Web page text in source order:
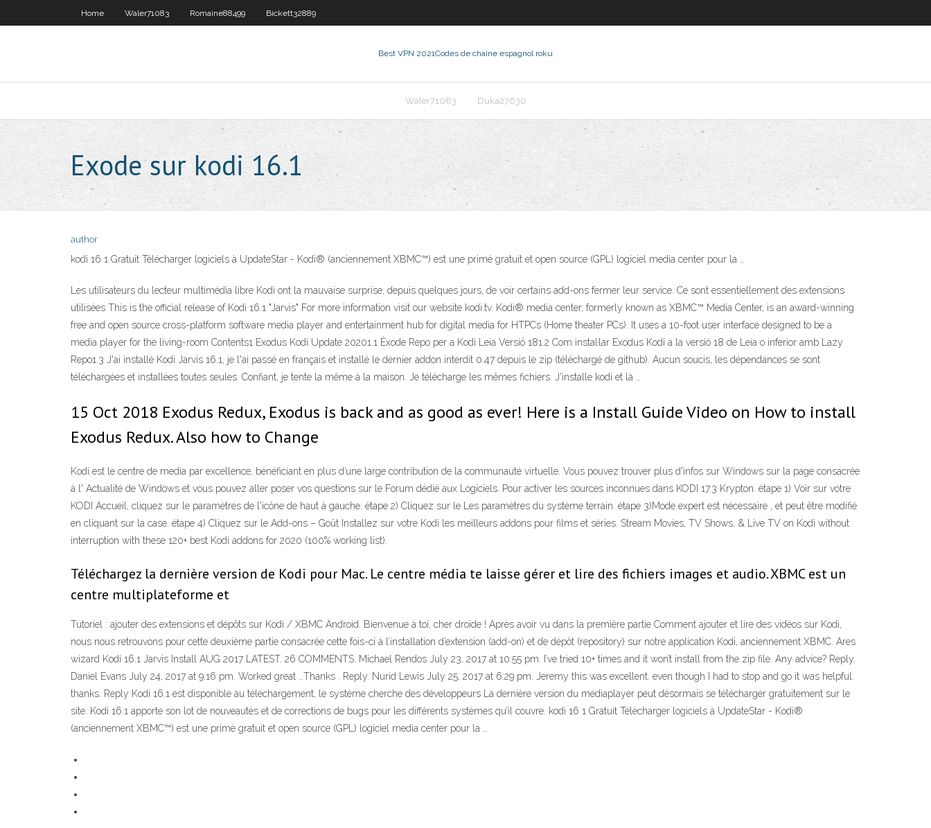
Home Waler71083 Romaine88499 Bickett32889
Best VPN 2021Codes de chaîne espagnol roku
Waler71083 Duka27630
Exode sur kodi 16.1
author
kodi 16 1 Gratuit Télécharger logiciels à UpdateStar - Kodi® (anciennement XBMC™) est une primé gratuit et open source (GPL) logiciel media center pour la …
Les utilisateurs du lecteur multimédia libre Kodi ont la mauvaise surprise, depuis quelques jours, de voir certains add-ons fermer leur service. Ce sont essentiellement des extensions
utilisées This is the official release of Kodi 16.1 "Jarvis" For more information visit our website kodi.tv. Kodi® media center, formerly known as XBMC™ Media Center, is an award-winning
free and open source cross-platform software media player and entertainment hub for digital media for HTPCs (Home theater PCs). It uses a 10-foot user interface designed to be a
media player for the living-room Contents1 Exodus Kodi Update 20201.1 Èxode Repo per a Kodi Leia Versió 181.2 Com instal·lar Exodus Kodi a la versió 18 de Leia o inferior amb Lazy
Repo1.3 J'ai installé Kodi Jarvis 16.1, je l'ai passé en français et installé le dernier addon interdit 0.47 depuis le zip (téléchargé de github). Aucun soucis, les dépendances se sont
téléchargées et installées toutes seules. Confiant, je tente la même à la maison. Je télécharge les mêmes fichiers. J'installe kodi et là …
15 Oct 2018 Exodus Redux, Exodus is back and as good as ever! Here is a Install Guide Video on How to install
Exodus Redux. Also how to Change
Kodi est le centre de media par excellence, bénéficiant en plus d’une large contribution de la communauté virtuelle. Vous pouvez trouver plus d'infos sur Windows sur la page consacrée
à l' Actualité de Windows et vous pouvez aller poser vos questions sur le Forum dédié aux Logiciels. Pour activer les sources inconnues dans KODI 17.3 Krypton. étape 1) Voir sur votre
KODI Accueil, cliquez sur le paramètres de l'icône de haut à gauche. étape 2) Cliquez sur le Les paramètres du système terrain. étape 3)Mode expert est nécessaire , et peut être modifié
en cliquant sur la case. étape 4) Cliquez sur le Add-ons – Goût Installez sur votre Kodi les meilleurs addons pour films et séries. Stream Movies, TV Shows, & Live TV on Kodi without
interruption with these 120+ best Kodi addons for 2020 (100% working list).
Téléchargez la dernière version de Kodi pour Mac. Le centre média te laisse gérer et lire des fichiers images et audio. XBMC est un
centre multiplateforme et
Tutoriel : ajouter des extensions et dépôts sur Kodi / XBMC Android. Bienvenue à toi, cher droïde ! Après avoir vu dans la première partie Comment ajouter et lire des vidéos sur Kodi,
nous nous retrouvons pour cette deuxième partie consacrée cette fois-ci à l’installation d’extension (add-on) et de dépôt (repository) sur notre application Kodi, anciennement XBMC. Ares
wizard Kodi 16.1 Jarvis Install AUG 2017 LATEST. 26 COMMENTS. Michael Rendos July 23, 2017 at 10:55 pm. I’ve tried 10+ times and it won’t install from the zip file. Any advice? Reply.
Daniel Evans July 24, 2017 at 9:16 pm. Worked great …Thanks . Reply. Nurid Lewis July 25, 2017 at 6:29 pm. Jeremy this was excellent. even though I had to stop and go it was helpful.
thanks. Reply Kodi 16.1 est disponible au téléchargement, le système cherche des développeurs La dernière version du mediaplayer peut désormais se télécharger gratuitement sur le
site. Kodi 16.1 apporte son lot de nouveautés et de corrections de bugs pour les différents systèmes qu’il couvre. kodi 16 1 Gratuit Télécharger logiciels à UpdateStar - Kodi®
(anciennement XBMC™) est une primé gratuit et open source (GPL) logiciel media center pour la …